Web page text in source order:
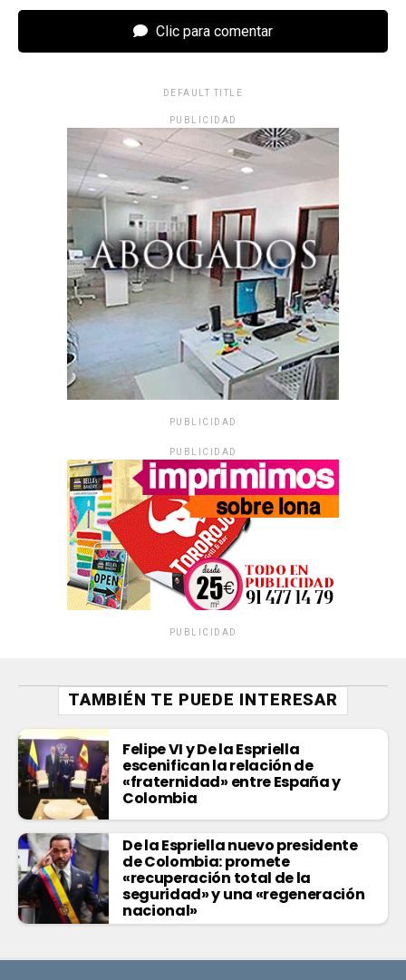
Clic para comentar
DEFAULT TITLE
PUBLICIDAD
PUBLICIDAD
PUBLICIDAD
PUBLICIDAD
TAMBIÉN TE PUEDE INTERESAR
Felipe VI y De la Espriella
escenifican la relación de
«fraternidad» entre España y
Colombia
De la Espriella nuevo presidente
de Colombia: promete
«recuperación total de la
seguridad» y una «regeneración
nacional»